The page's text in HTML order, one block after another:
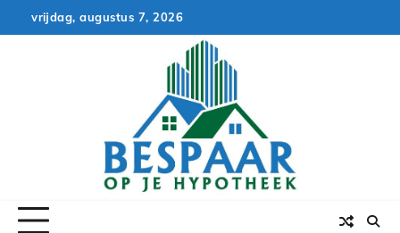
to
vrijdag, augustus 7, 2026